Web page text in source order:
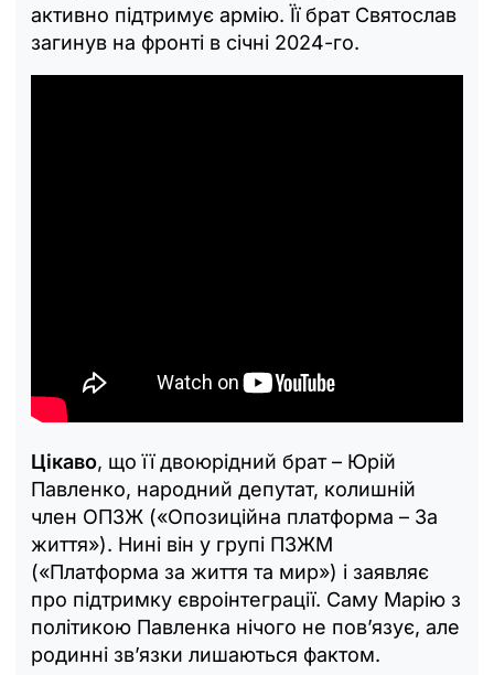
активно підтримує армію. Її брат Святослав
загинув на фронті в січні 2024-го.
Цікаво, що її двоюрідний брат – Юрій
Павленко, народний депутат, колишній
член ОПЗЖ («Опозиційна платформа – За
життя»). Нині він у групі ПЗЖМ
(«Платформа за життя та мир») і заявляє
про підтримку євроінтеграції. Саму Марію з
політикою Павленка нічого не пов’язує, але
родинні зв’язки лишаються фактом.